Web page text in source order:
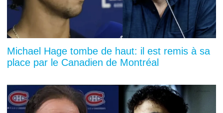
Michael Hage tombe de haut: il est remis à sa
place par le Canadien de Montréal